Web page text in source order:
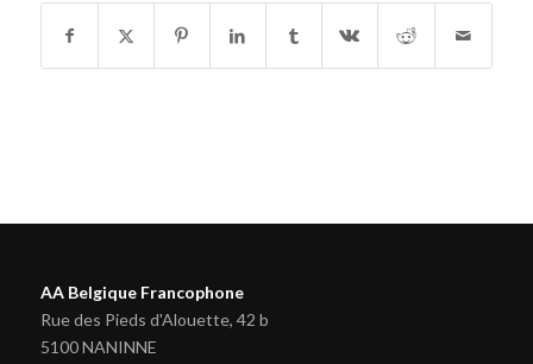
AA Belgique Francophone
Rue des Pieds d'Alouette, 42 b
5100 NANINNE